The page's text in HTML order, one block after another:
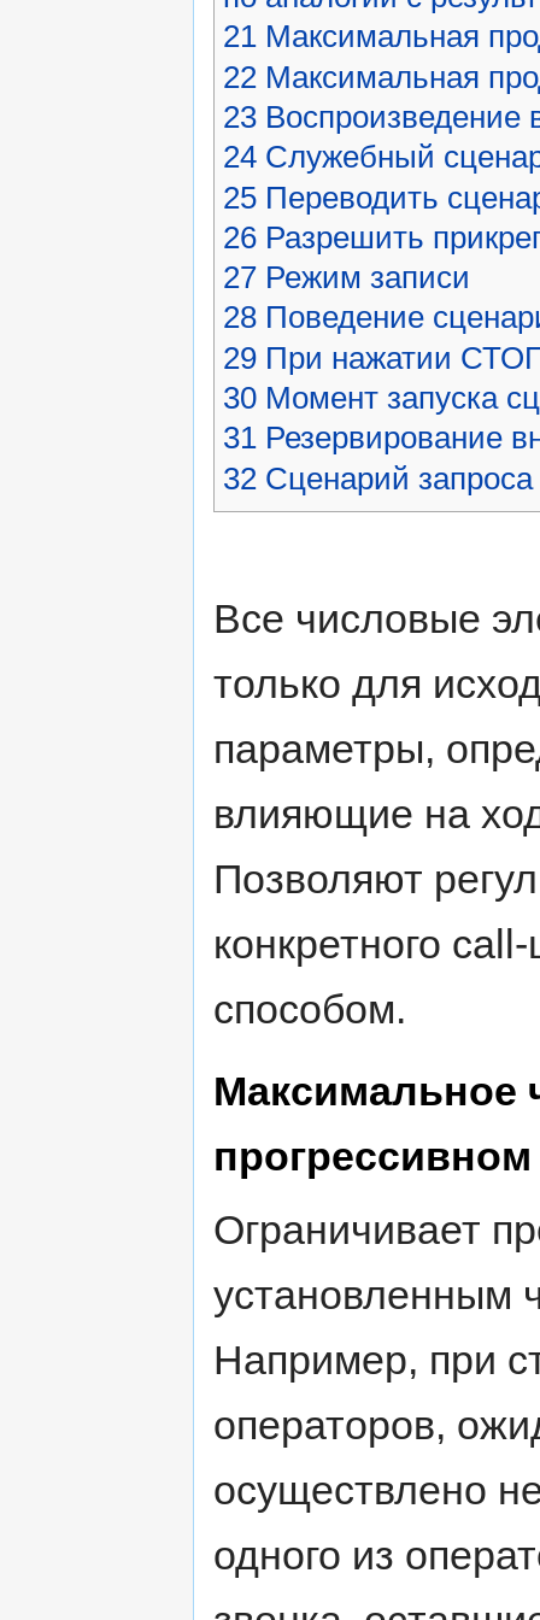
21 Максимальная
22 Максимальная
23 Воспроизведение
24 Служебный
25 Переводить
26 Разрешить
27 Режим записи
28 Поведение
29 При нажатии
30 Момент запуска
31 Резервирование
32 Сценарий запроса
Все числовые
только для
параметры,
влияющие на
Позволяют
конкретного
способом.
Максимальное
Ограничивает
установленным
Например, при
операторов,
осуществлено
одного из